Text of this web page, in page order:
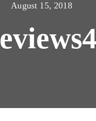
August 15, 2018